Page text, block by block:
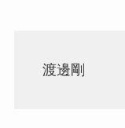
渡邊剛